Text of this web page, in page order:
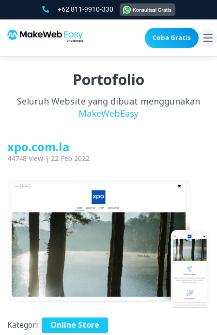
+62 811-9910-330
Coba Gratis
Portofolio
Seluruh Website yang dibuat menggunakan
MakeWebEasy
xpo.com.la
44748 View | 22 Feb 2022
Kategori: Online Store